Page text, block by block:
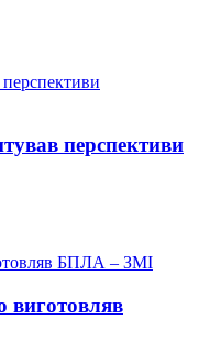
перспективи
виготовляв